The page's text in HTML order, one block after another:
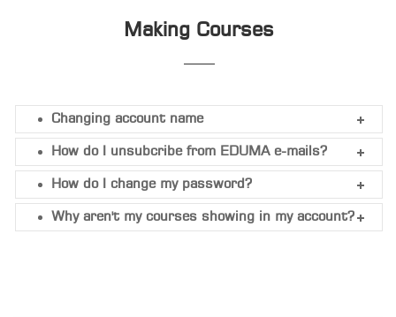
Making Courses
Changing account name
How do I unsubcribe from EDUMA e-mails?
How do I change my password?
Why aren't my courses showing in my account?